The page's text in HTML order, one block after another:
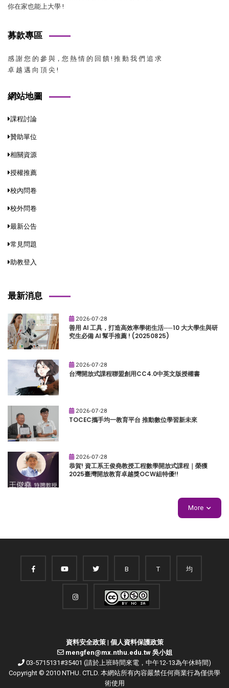
你在家也能上大學 !
募款專區
感 謝 您 的 參 與，您 熱 情 的 回 饋 ! 推 動 我 們 追 求
卓 越 邁 向 頂 尖 !
網站地圖
課程討論
贊助單位
相關資源
授權推薦
校內問卷
校外問卷
最新公告
常見問題
助教登入
最新消息
2026-07-28
善用 AI 工具，打造高效率學術生活──10 大大學生與研
究生必備 AI 幫手推薦 ! (20250825)
2026-07-28
台灣開放式課程聯盟創用CC4.0中英文版授權書
2026-07-28
TOCEC攜手均一教育平台 推動數位學習新未來
2026-07-28
恭賀! 資工系王俊堯教授工程數學開放式課程｜榮獲
2025臺灣開放教育卓越獎OCW組特優!!
More
B T 均
資料安全政策| 個人資料保護政策
mengfen@mx.nthu.edu.tw 吳小姐
03-5715131#35401 (請於上班時間來電，中午12-13為午休時間)
Copyright © 2010 NTHU. CTLD. 本網站所有內容嚴禁任何商業行為僅供學
術使用